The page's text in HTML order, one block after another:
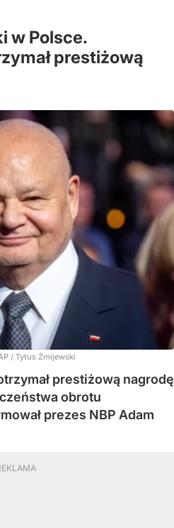
w Polsce.
prestiżową
/ Tytus Żmijewski
prestiżową nagrodę
obrotu
prezes NBP Adam